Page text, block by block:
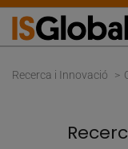
Recerca i Innovació